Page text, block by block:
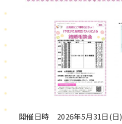
開催日時 2026年5月31日(日)